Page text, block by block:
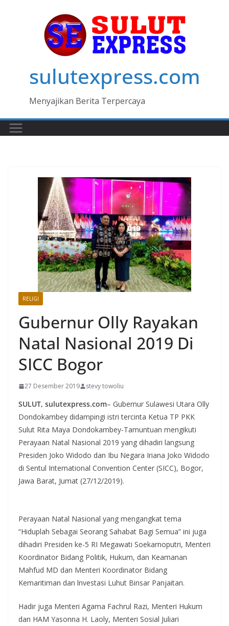
sulutexpress.com
Menyajikan Berita Terpercaya
RELIGI
Gubernur Olly Rayakan
Natal Nasional 2019 Di
SICC Bogor
27 Desember 2019 stevy towoliu
SULUT, sulutexpress.com– Gubernur Sulawesi Utara Olly
Dondokambey didampingi istri tercinta Ketua TP PKK
Sulut Rita Maya Dondokambey-Tamuntuan mengikuti
Perayaan Natal Nasional 2019 yang dihadiri langsung
Presiden Joko Widodo dan Ibu Negara Iriana Joko Widodo
di Sentul International Convention Center (SICC), Bogor,
Jawa Barat, Jumat (27/12/2019).
Perayaan Natal Nasional yang mengangkat tema
“Hiduplah Sebagai Seorang Sahabat Bagi Semua” ini juga
dihadiri Presiden ke-5 RI Megawati Soekarnoputri, Menteri
Koordinator Bidang Politik, Hukum, dan Keamanan
Mahfud MD dan Menteri Koordinator Bidang
Kemaritiman dan lnvestasi Luhut Binsar Panjaitan.
Hadir juga Menteri Agama Fachrul Razi, Menteri Hukum
dan HAM Yasonna H. Laoly, Menteri Sosial Juliari